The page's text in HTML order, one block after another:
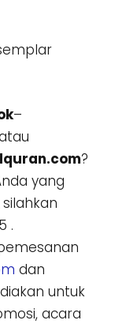
–
?
yang
.
dan
untuk
acara